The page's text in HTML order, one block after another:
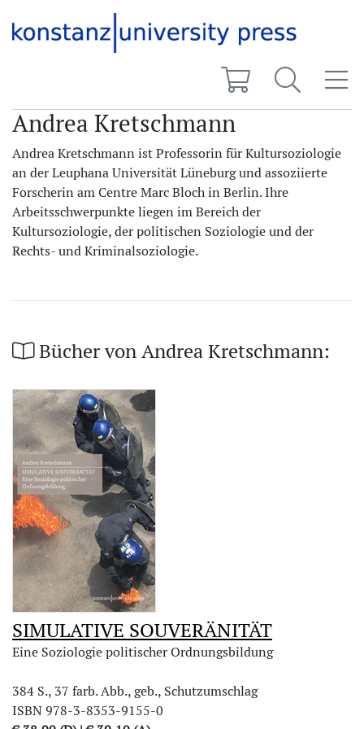
Andrea Kretschmann
Andrea Kretschmann ist Professorin für Kultursoziologie
an der Leuphana Universität Lüneburg und assoziierte
Forscherin am Centre Marc Bloch in Berlin. Ihre
Arbeitsschwerpunkte liegen im Bereich der
Kultursoziologie, der politischen Soziologie und der
Rechts- und Kriminalsoziologie.
Bücher von Andrea Kretschmann:
SIMULATIVE SOUVERÄNITÄT
Eine Soziologie politischer Ordnungsbildung
384 S., 37 farb. Abb., geb., Schutzumschlag
ISBN 978-3-8353-9155-0